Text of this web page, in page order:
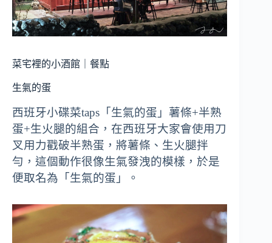
菜宅裡的小酒館｜餐點
生氣的蛋
西班牙小碟菜taps「生氣的蛋」薯條+半熟
蛋+生火腿的組合，在西班牙大家會使用刀
叉用力戳破半熟蛋，將薯條、生火腿拌
勻，這個動作很像生氣發洩的模樣，於是
便取名為「生氣的蛋」。